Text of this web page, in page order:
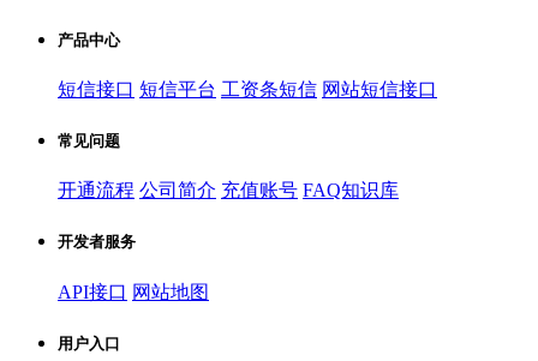
产品中心
短信接口 短信平台 工资条短信 网站短信接口
常见问题
开通流程 公司简介 充值账号 FAQ知识库
开发者服务
API接口 网站地图
用户入口